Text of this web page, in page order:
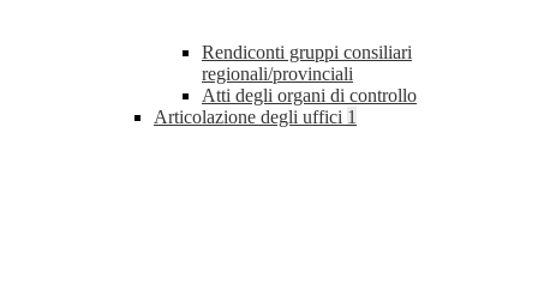
Rendiconti gruppi consiliari
regionali/provinciali
Atti degli organi di controllo
Articolazione degli uffici 1